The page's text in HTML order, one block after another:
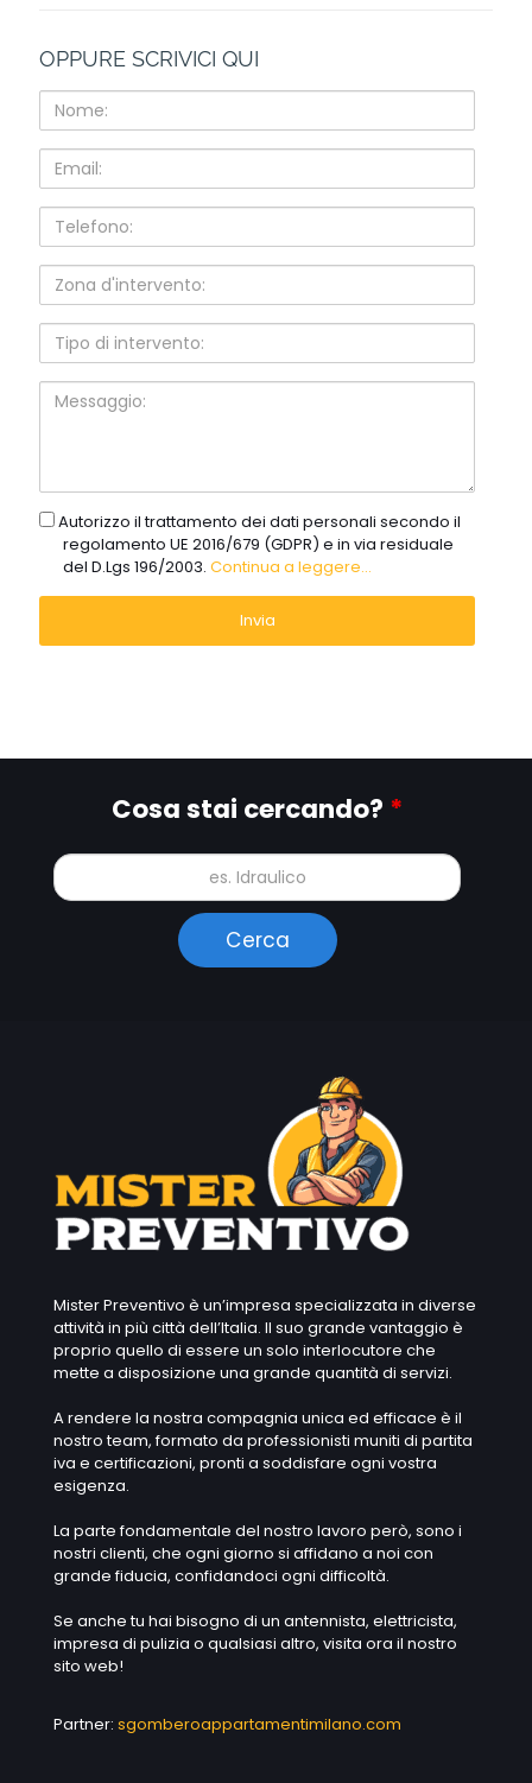
OPPURE SCRIVICI QUI
Nome:
Email:
Telefono:
Zona
d'intervento:
Tipo
intervento:
Messaggio:
gdprAutorizzo il trattamento dei dati personali secondo il
regolamento UE 2016/679 (GDPR) e in via residuale
del D.Lgs 196/2003. Continua a leggere...
Cosa stai cercando? *
Mister Preventivo è un’impresa specializzata in diverse
attività in più città dell’Italia. Il suo grande vantaggio è
proprio quello di essere un solo interlocutore che
mette a disposizione una grande quantità di servizi.
A rendere la nostra compagnia unica ed efficace è il
nostro team, formato da professionisti muniti di partita
iva e certificazioni, pronti a soddisfare ogni vostra
esigenza.
La parte fondamentale del nostro lavoro però, sono i
nostri clienti, che ogni giorno si affidano a noi con
grande fiducia, confidandoci ogni difficoltà.
Se anche tu hai bisogno di un antennista, elettricista,
impresa di pulizia o qualsiasi altro, visita ora il nostro
sito web!
Partner: sgomberoappartamentimilano.com